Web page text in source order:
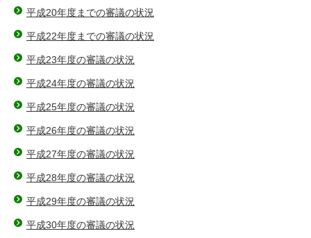
平成20年度までの審議の状況
平成22年度までの審議の状況
平成23年度の審議の状況
平成24年度の審議の状況
平成25年度の審議の状況
平成26年度の審議の状況
平成27年度の審議の状況
平成28年度の審議の状況
平成29年度の審議の状況
平成30年度の審議の状況